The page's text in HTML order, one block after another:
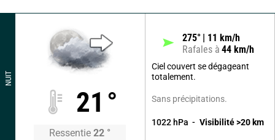
NUIT
21 °
Ressentie 22 °
275° 11 km/h
Rafales à 44 km/h
Ciel couvert se dégageant
totalement.
Sans précipitations.
1022 hPa Visibilité >20 km